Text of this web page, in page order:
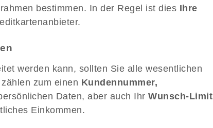
bestimmen. In der Regel ist dies Ihre
werden kann, sollten Sie alle wesentlichen
zum einen Kundennummer,
Daten, aber auch Ihr Wunsch-Limit
Einkommen.